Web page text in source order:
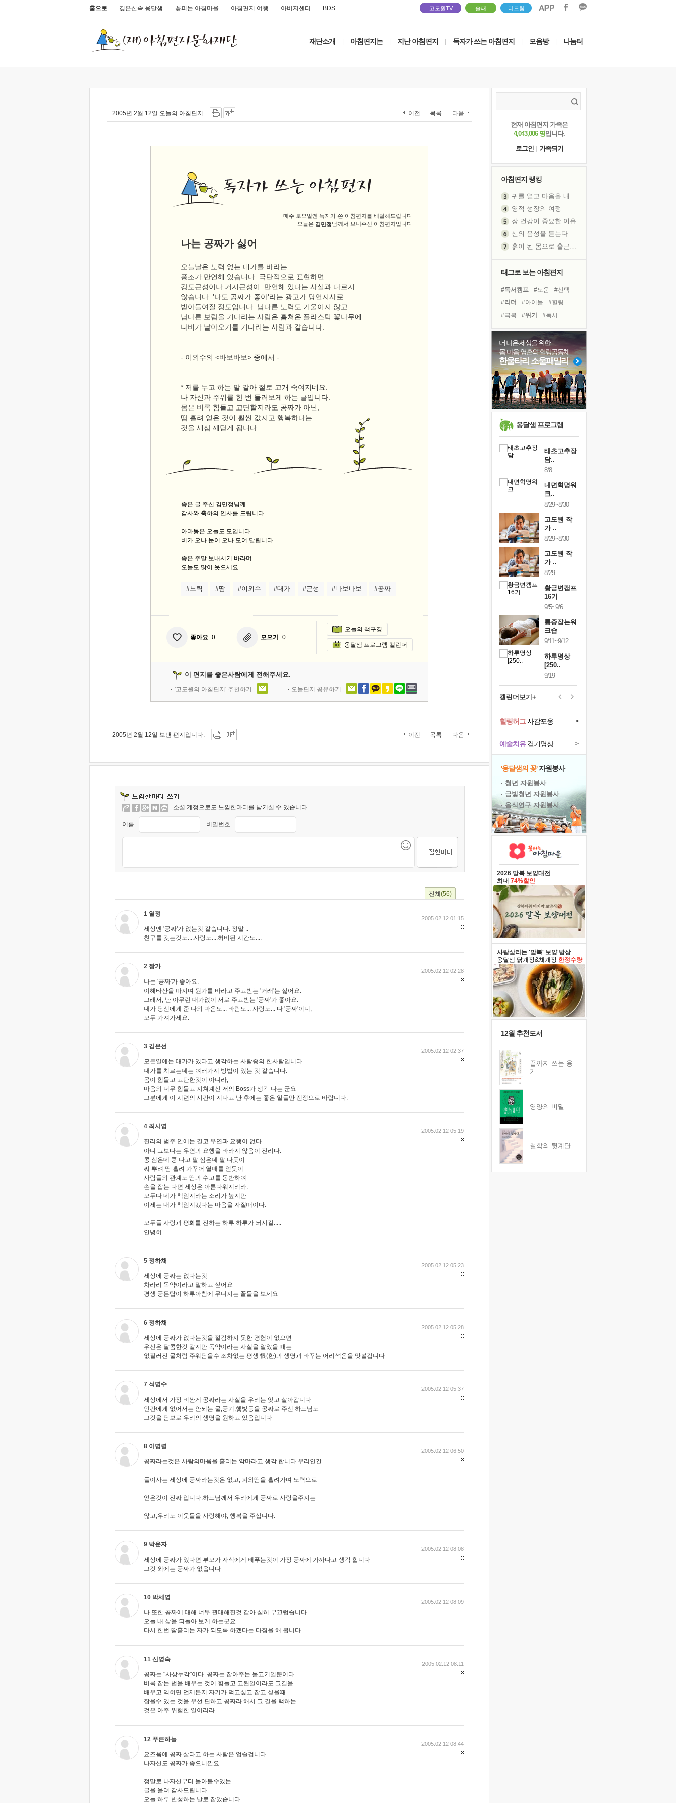
홈으로 깊은산속 옹달샘 꽃피는 아침마을 아침편지 여행 아버지센터 BDS 고도원TV 솔패 더드림
재단소개 아침편지는 지난 아침편지 독자가 쓰는 아침편지 모음방 나눔터
2005년 2월 12일 오늘의 아침편지 이전 목록 다음
매주 토요일엔 독자가 쓴 아침편지를 배달해드립니다
오늘은 김민정님께서 보내주신 아침편지입니다
나는 공짜가 싫어
오늘날은 노력 없는 대가를 바라는
풍조가 만연해 있습니다. 극단적으로 표현하면
강도근성이나 거지근성이 만연해 있다는 사실과 다르지
않습니다. '나도 공짜가 좋아'라는 광고가 당연지사로
받아들여질 정도입니다. 남다른 노력도 기울이지 않고
남다른 보람을 기다리는 사람은 훔쳐온 플라스틱 꽃나무에
나비가 날아오기를 기다리는 사람과 같습니다.
- 이외수의 <바보바보> 중에서 -
* 저를 두고 하는 말 같아 절로 고개 숙여지네요.
나 자신과 주위를 한 번 둘러보게 하는 글입니다.
몸은 비록 힘들고 고단할지라도 공짜가 아닌,
땀 흘려 얻은 것이 훨씬 값지고 행복하다는
것을 새삼 깨닫게 됩니다.
좋은 글 주신 김민정님께
감사와 축하의 인사를 드립니다.
아마동은 오늘도 모입니다.
비가 오나 눈이 오나 모여 달립니다.
좋은 주말 보내시기 바라며
오늘도 많이 웃으세요.
#노력 #땀 #이외수 #대가 #근성 #바보바보 #공짜
좋아요 0 모으기 0
오늘의 책구경
옹달샘 프로그램 캘린더
이 편지를 좋은사람에게 전해주세요.
'고도원의 아침편지' 추천하기 오늘편지 공유하기
2005년 2월 12일 보낸 편지입니다. 이전 목록 다음
소셜 계정으로도 느낌한마디를 남기실 수 있습니다.
이름 : 비밀번호 :
전체 (56)
1 열정
세상엔 '공짜'가 없는것 같습니다. 정말 ..
친구를 갖는것도....사랑도....허비된 시간도....
2005.02.12 01:15
2 짱가
나는 '공짜'가 좋아요.
이해타산을 따지며 뭔가를 바라고 주고받는 '거래'는 싫어요.
그래서, 난 아무런 대가없이 서로 주고받는 '공짜'가 좋아요.
내가 당신에게 준 나의 마음도... 바람도... 사랑도... 다 '공짜'이니,
모두 가져가세요.
2005.02.12 02:28
3 김은선
모든일에는 대가가 있다고 생각하는 사람중의 한사람입니다.
대가를 치르는데는 여러가지 방법이 있는 것 같습니다.
몸이 힘들고 고단한것이 아니라,
마음의 너무 힘들고 지쳐계신 저의 Boss가 생각 나는 군요
그분에게 이 시련의 시간이 지나고 난 후에는 좋은 일들만 진정으로 바랍니다.
2005.02.12 02:37
4 최시영
진리의 범주 안에는 결코 우연과 요행이 없다.
아니 그보다는 우연과 요행을 바라지 않음이 진리다.
콩 심은데 콩 나고 팥 심은데 팥 나듯이
씨 뿌려 땀 흘려 가꾸어 열매를 얻듯이
사람들의 관계도 땀과 수고를 동반하여
손을 잡는 다면 세상은 아름다워지리라.
모두다 네가 책임지라는 소리가 높지만
이제는 내가 책임지겠다는 마음을 자질때이다.
모두들 사랑과 평화를 전하는 하루 하루가 되시길.....
안녕히....
2005.02.12 05:19
5 정하채
세상에 공짜는 없다는것
차라리 독약이라고 말하고 싶어요
평생 공든탑이 하루아침에 무너지는 꼴들을 보세요
2005.02.12 05:23
6 정하채
세상에 공짜가 없다는것을 절감하지 못한 경험이 없으면
우선은 달콤한것 같지만 독약이라는 사실을 알았을 때는
없질러진 물처럼 주워담을수 조차없는 평생 恨(한)과 생명과 바꾸는 어리석음을 맛볼겁니다
2005.02.12 05:28
7 석명수
세상에서 가장 비싼게 공짜라는 사실을 우리는 잊고 살아갑니다
인간에게 없어서는 안되는 물,공기,햋빛등을 공짜로 주신 하느님도
그것을 담보로 우리의 생명을 원하고 있음입니다
2005.02.12 05:37
8 이명렬
공짜라는것은 사람의마음을 홀리는 악마라고 생각 합니다.우리인간
들이사는 세상에 공짜라는것은 없고, 피와땀을 흘려가며 노력으로
얻은것이 진짜 입니다.하느님께서 우리에게 공짜로 사랑을주지는
않고,우리도 이웃들을 사랑해야, 행복을 주십니다.
2005.02.12 06:50
9 박윤자
세상에 공짜가 있다면 부모가 자식에게 배푸는것이 가장 공짜에 가까다고 생각 합니다
그것 외에는 공짜가 없읍니다
2005.02.12 08:08
10 박세영
나 또한 공짜에 대해 너무 관대해진것 같아 심히 부끄럽습니다.
오늘 내 삶을 되돌아 보게 하는군요.
다시 한번 땀흘리는 자가 되도록 하겠다는 다짐을 해 봅니다.
2005.02.12 08:09
11 신영숙
공짜는 "사상누각"이다. 공짜는 잡아주는 물고기일뿐이다.
비록 잡는 법을 배우는 것이 힘들고 고된일이라도 그길을
배우고 익히면 언제든지 자기가 먹고싶고 잡고 싶을때
잡을수 있는 것을 우선 편하고 공짜라 해서 그 길을 택하는
것은 아주 위험한 일이리라
2005.02.12 08:11
12 푸른하늘
요즈음에 공짜 살타고 하는 사람은 업슬겁니다
나자신도 공짜가 좋으니깐요
정말로 나자신부터 돌아볼수있는
글을 올려 감사드립니다
오늘 하루 반성하는 날로 잡았습니다
2005.02.12 08:44
현재 아침편지 가족은
4,043,006 명입니다.
로그인
가족되기
아침편지 랭킹
귀를 열고 마음을 내어주고
영적 성장의 여정
장 건강이 중요한 이유
신의 음성을 듣는다
흙이 된 몸으로 출근하는 여자
졸업식 사진을 보며
아픈 아버지를 위한 공간 설계
극심한 변비, 어깨결림, 수면 장애
보고 싶은 어머니
유년 시절의 부산 영도 바다
못된 꼰대들
거울 속의 나
희망이란
'모른다'는 것
태그로 보는 아침편지
#독서캠프 #도움
#선택
#리더
#아이들
#힐링
#극복
#위기
#독서
#건강
#링컨학교
#사람
#다짐
#나눔
#경험
#바이러스
#친구
#삶
#비전캠프
#계획
#면역력
더 나은 세상을 위한
몸·마음·영혼의 힐링공동체
한울타리 소울패밀리
옹달샘 프로그램
태초고추장
담..
8/8
내면혁명워
크..
8/29~8/30
고도원 작
가 ..
8/29~8/30
고도원 작
가 ..
8/29
황금변캠프
16기
9/5~9/6
통증잡는워
크숍
9/11~9/12
하루명상
[250..
9/19
캘린더보기+
예술치유걷기명상 >
힐링허그사감포옹 >
'옹달샘의 꽃'자원봉사
· 청년 자원봉사
· 금빛청년 자원봉사
· 음식연구 자원봉사
2026 말복 보양대전
최대 74%할인
사람살리는 '말복' 보양 밥상
옹달샘 닭개장&채개장 한정수량
12월 추천도서
끝까지 쓰는 용
기
영양의 비밀
철학의 뒷계단